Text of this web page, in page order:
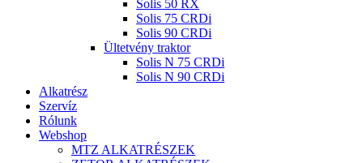
Solis 50 RX
Solis 75 CRDi
Solis 90 CRDi
Ültetvény traktor
Solis N 75 CRDi
Solis N 90 CRDi
Alkatrész
Szervíz
Rólunk
Webshop
MTZ ALKATRÉSZEK